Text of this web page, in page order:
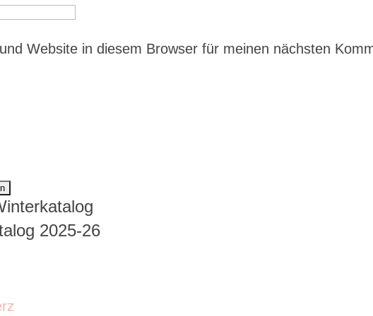
Website in diesem Browser für meinen nächsten
2025-26